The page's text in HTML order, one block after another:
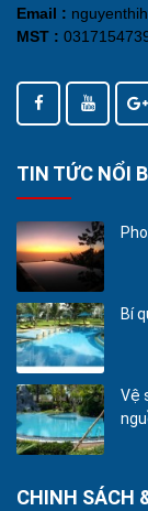
Email :
MST :
TIN TỨC NỔI
Bí
Vệ
CHINH SÁCH